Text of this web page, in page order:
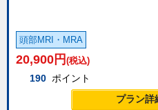
頭部MRI・MRA
20,900 円 (税込)
190 ポイント
プラン詳